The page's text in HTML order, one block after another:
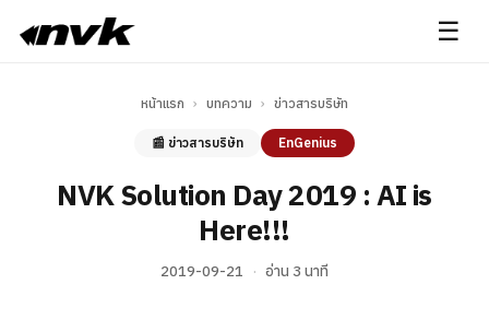
☰
หน้าแรก › บทความ › ข่าวสารบริษัท
📰 ข่าวสารบริษัท EnGenius
NVK Solution Day 2019 : AI is
Here!!!
2019-09-21 · อ่าน 3 นาที